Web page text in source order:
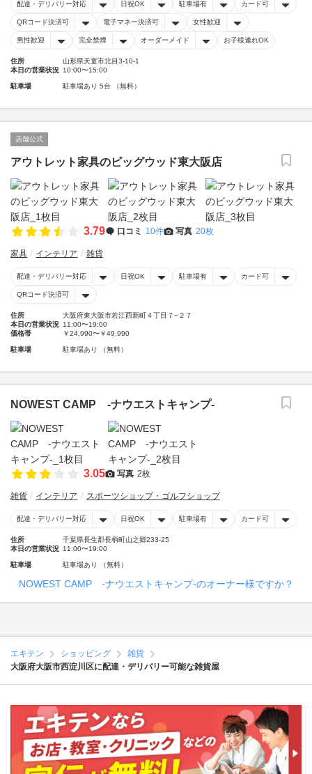
配達・デリバリー対応 日祝OK 駐車場有 カード可
QRコード決済可 電子マネー決済可 女性歓迎
男性歓迎 完全禁煙 オーダーメイド お子様連れOK
住所
山形県天童市北目3-10-1
本日の営業状況 10:00〜15:00
駐車場 駐車場あり 5台 （無料）
店舗公式
アウトレット家具のビッグウッド東大阪店
3.79 口コミ 10件 写真 20枚
家具 インテリア 雑貨
配達・デリバリー対応 日祝OK 駐車場有 カード可
QRコード決済可
住所
大阪府東大阪市若江西新町４丁目７−２７
本日の営業状況 11:00〜19:00
価格帯
￥24,990〜￥49,990
駐車場 駐車場あり （無料）
NOWEST CAMP -ナウエストキャンプ-
3.05 写真 2枚
雑貨 インテリア スポーツショップ・ゴルフショップ
配達・デリバリー対応 日祝OK 駐車場有 カード可
住所
千葉県長生郡長柄町山之郷233-25
本日の営業状況 11:00〜19:00
駐車場 駐車場あり （無料）
NOWEST CAMP -ナウエストキャンプ-のオーナー様ですか？
エキテン ショッピング
雑貨
大阪府大阪市西淀川区に配達・デリバリー可能な雑貨屋